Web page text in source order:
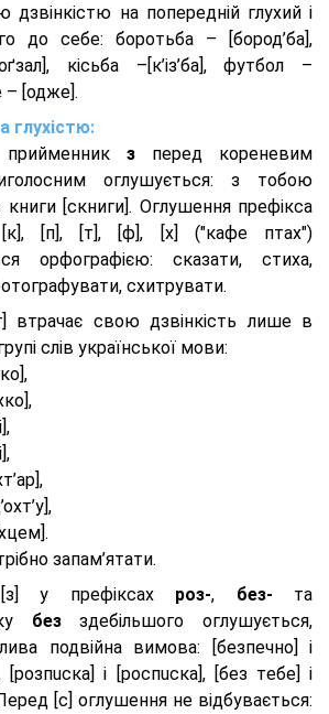
дзвінкістю на попередній глухий і
до себе: боротьба – [бород’ба],
кісьба –[к’із’ба], футбол –
– [одже].
глухістю:
з перед кореневим
оглушується: з тобою
книги [скниги]. Оглушення префікса
[п], [т], [ф], [х] ("кафе птах")
орфографією: сказати, стиха,
схитрувати.
втрачає свою дзвінкість лише в
слів української мови:
запам’ятати.
[з] у префіксах роз-, без- та
безздебільшого оглушується,
подвійна вимова: [безпeчно] і
[розпuска] і [роспuска], [без тeбе] і
[с] оглушення не відбувається: